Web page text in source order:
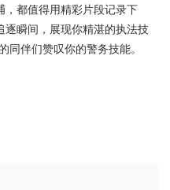
，都值得用精彩片段记录下
逐瞬间，展现你精湛的执法技
同伴们赞叹你的警务技能。